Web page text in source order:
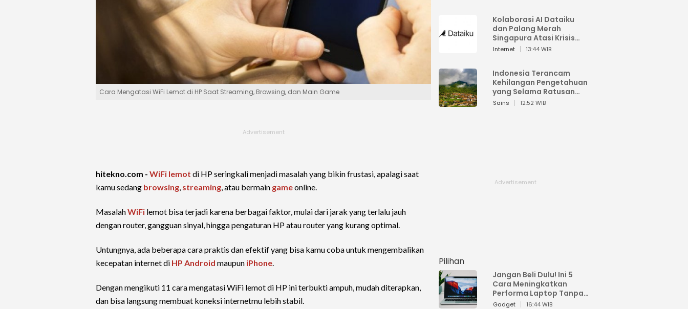
Cara Mengatasi WiFi Lemot di HP Saat Streaming, Browsing, dan Main Game
hitekno.com - WiFi lemot di HP seringkali menjadi masalah yang bikin frustasi, apalagi saat
kamu sedang browsing, streaming, atau bermain gameonline.
MasalahWiFi lemot bisa terjadi karena berbagai faktor, mulai dari jarak yang terlalu jauh
dengan router, gangguan sinyal, hingga pengaturan HP atau router yang kurang optimal.
Untungnya, ada beberapa cara praktis dan efektif yang bisa kamu coba untuk mengembalikan
kecepatan internet di HP Android maupun iPhone.
Dengan mengikuti 11 cara mengatasi WiFi lemot di HP ini terbukti ampuh, mudah diterapkan,
dan bisa langsung membuat koneksi internetmu lebih stabil.
Kolaborasi AI Dataiku
dan Palang Merah
Singapura Atasi Krisis
Bencana
Internet 13:44 WIB
Indonesia Terancam
Kehilangan Pengetahuan
yang Selama Ratusan
Tahun Menjaga Alam
Sains 12:52 WIB
Pilihan
Jangan Beli Dulu! Ini 5
Cara Meningkatkan
Performa Laptop Tanpa
Harus Beli Baru
Gadget 16:44 WIB